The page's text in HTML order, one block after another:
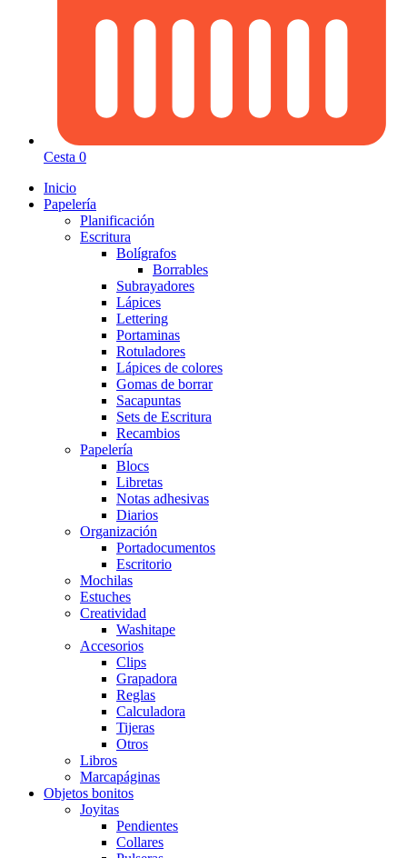
Cesta 0
Inicio
Papelería
Planificación
Escritura
Bolígrafos
Borrables
Subrayadores
Lápices
Lettering
Portaminas
Rotuladores
Lápices de colores
Gomas de borrar
Sacapuntas
Sets de Escritura
Recambios
Papelería
Blocs
Libretas
Notas adhesivas
Diarios
Organización
Portadocumentos
Escritorio
Mochilas
Estuches
Creatividad
Washitape
Accesorios
Clips
Grapadora
Reglas
Calculadora
Tijeras
Otros
Libros
Marcapáginas
Objetos bonitos
Joyitas
Pendientes
Collares